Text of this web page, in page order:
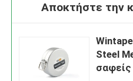
Αποκτήστε την
Steel
σαφείς